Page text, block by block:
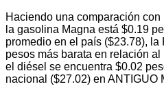
Haciendo una comparación
la gasolina Magna está $0.19
promedio en el país ($23.78), la
pesos más barata en relación
el diésel se encuentra $0.02
nacional ($27.02) en ANTIGUO